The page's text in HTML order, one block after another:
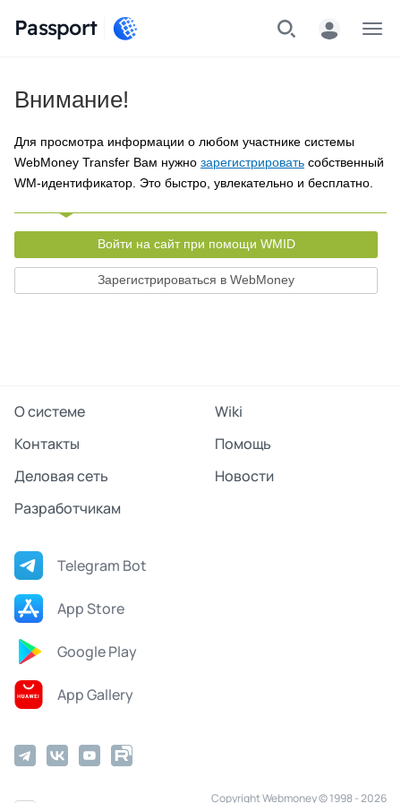
Passport
Внимание!
Для просмотра информации о любом участнике системы
WebMoney Transfer Вам нужно зарегистрировать собственный
WM-идентификатор. Это быстро, увлекательно и бесплатно.
Войти на сайт при помощи WMID
Зарегистрироваться в WebMoney
О системе
Wiki
Контакты
Помощь
Деловая сеть
Новости
Разработчикам
Telegram Bot
App Store
Google Play
App Gallery
Copyright Webmoney © 1998 - 2026